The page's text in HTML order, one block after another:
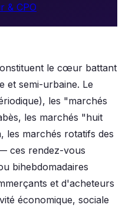
& CPO
le cœur battant
et semi-urbaine. Le
les "marchés
les marchés "huit
les marchés rotatifs des
ces rendez-vous
bihebdomadaires
et d'acheteurs
économique, sociale